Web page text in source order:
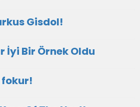
Gisdol!
İyi Bir Örnek Oldu